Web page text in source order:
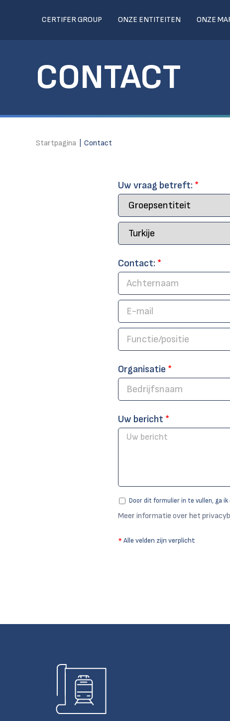
CERTIFER GROUP ONZE ENTITEITEN ONZE
CONTACT
Startpagina Contact
Uw vraag betreft: *
Contact: *
Organisatie *
Uw bericht *
Door dit formulier in te vullen, ga
Meer informatie over het
* Alle velden zijn verplicht